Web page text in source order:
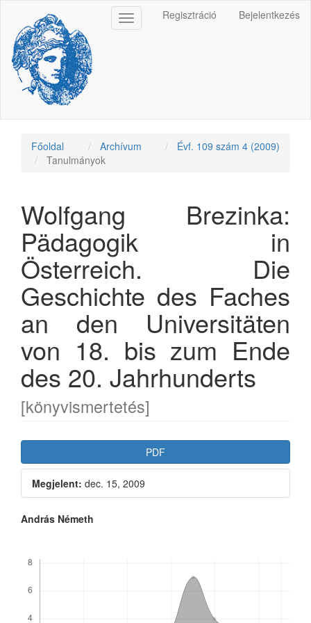
Navigation
Main
Content
Sidebar
Regisztráció Bejelentkezés
Toggle
navigation
Főoldal Archívum
Évf. 109 szám 4 (2009)
Tanulmányok
Wolfgang Brezinka:
Pädagogik in
Österreich. Die
Geschichte des Faches
an den Universitäten
von 18. bis zum Ende
des 20. Jahrhunderts
[könyvismertetés]
Article
Sidebar
PDF
Megjelent: dec. 15, 2009
Main
Content
András Németh